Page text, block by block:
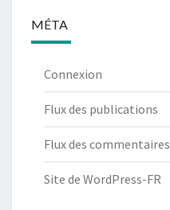
MÉTA
Connexion
Flux des publications
Flux des commentaires
Site de WordPress-FR